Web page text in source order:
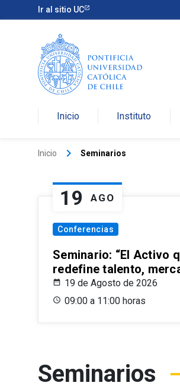
Ir al sitio UC
Inicio Instituto
Inicio keyboard_arrow_right Seminarios
19 AGO
Conferencias
Seminario: “El Activo
redefine talento,
19 de Agosto de 2026
09:00 a 11:00 horas
Seminarios